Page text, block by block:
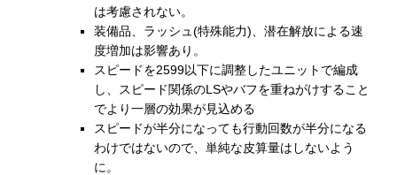
は考慮されない。
装備品、ラッシュ(特殊能力)、潜在解放による速
度増加は影響あり。
スピードを2599以下に調整したユニットで編成
し、スピード関係のLSやバフを重ねがけすること
でより一層の効果が見込める
スピードが半分になっても行動回数が半分になる
わけではないので、単純な皮算量はしないよう
に。